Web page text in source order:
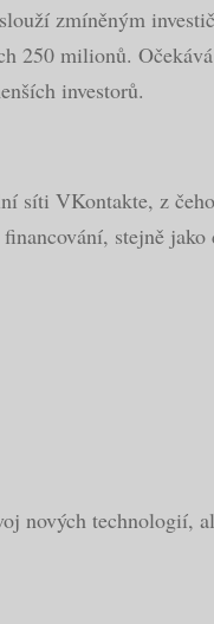
zmíněným
250 milionů.
investorů.
síti VKontakte, z
stejně
nových technologií,